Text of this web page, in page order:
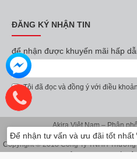
ĐĂNG KÝ NHẬN TIN
để nhận được khuyến mãi hấp
Tôi đã đọc và đồng ý với điều khoản
Akira Việt Nam – Phân
Copyright © 2018 Công Ty TNHH
Để nhận tư vấn và ưu đãi tốt nhất